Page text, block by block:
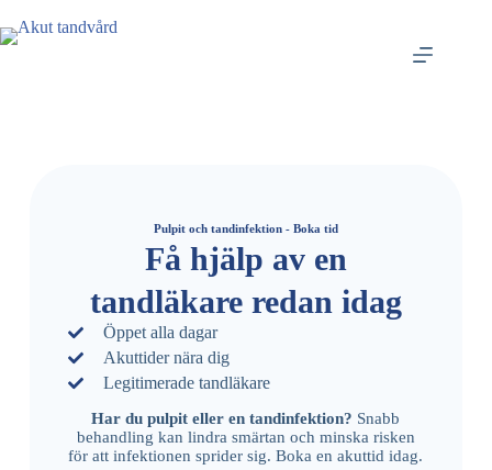
Pulpit och tandinfektion - Boka tid
Få hjälp av en
tandläkare redan idag
Öppet alla dagar
Akuttider nära dig
Legitimerade tandläkare
Har du pulpit eller en tandinfektion? Snabb
behandling kan lindra smärtan och minska risken
för att infektionen sprider sig. Boka en akuttid idag.